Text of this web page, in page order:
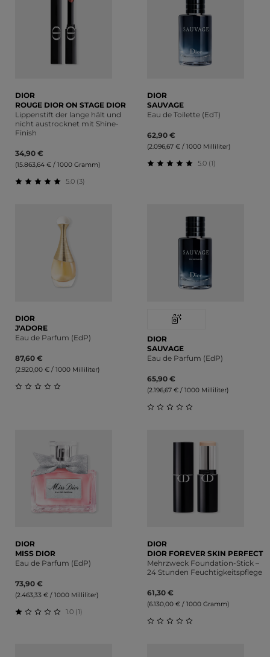
DIOR
ROUGE DIOR ON STAGE DIOR
Lippenstift der lange hält und
nicht austrocknet mit Shine-
Finish
34,90 €
(15.863,64 € / 1000 Gramm)
5.0 (3)
DIOR
SAUVAGE
Eau de Toilette (EdT)
62,90 €
(2.096,67 € / 1000 Milliliter)
5.0 (1)
DIOR
J'ADORE
Eau de Parfum (EdP)
87,60 €
(2.920,00 € / 1000 Milliliter)
Durchschnittliche Bewertung von 0 von 5 Sternen
DIOR
SAUVAGE
Eau de Parfum (EdP)
65,90 €
(2.196,67 € / 1000 Milliliter)
DIOR
MISS DIOR
Eau de Parfum (EdP)
73,90 €
(2.463,33 € / 1000 Milliliter)
1.0 (1)
DIOR
DIOR FOREVER SKIN PERFECT
Mehrzweck Foundation-Stick –
24 Stunden Feuchtigkeitspflege
61,30 €
(6.130,00 € / 1000 Gramm)